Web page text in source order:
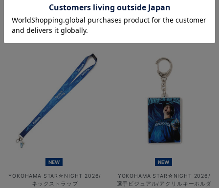
アクリルキーホルダー/BART＆
CHAPY
YOKOHAMA STAR☆NIGHT 2026/
フライトタグ
NEW
YOKOHAMA STAR☆NIGHT 2026/
ネックストラップ
NEW
YOKOHAMA STAR☆NIGHT 2026/
選手ビジュアル/アクリルキーホルダ